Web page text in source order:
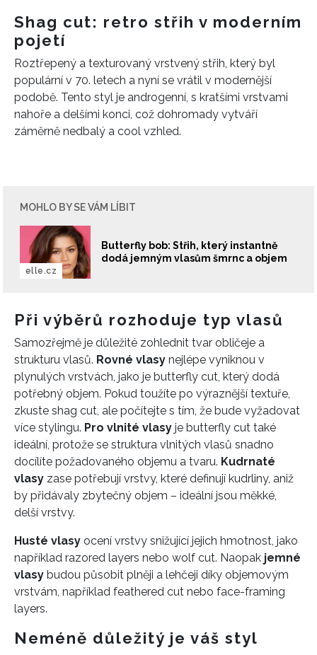
Shag cut: retro střih v moderním
pojetí
Roztřepený a texturovaný vrstvený střih, který byl
populární v 70. letech a nyní se vrátil v modernější
podobě. Tento styl je androgenní, s kratšími vrstvami
nahoře a delšími konci, což dohromady vytváří
záměrně nedbalý a cool vzhled.
MOHLO BY SE VÁM LÍBIT
Butterfly bob: Střih, který instantně
dodá jemným vlasům šmrnc a objem
elle.cz
Při výběrů rozhoduje typ vlasů
Samozřejmě je důležité zohlednit tvar obličeje a
strukturu vlasů. Rovné vlasy nejlépe vyniknou v
plynulých vrstvách, jako je butterfly cut, který dodá
potřebný objem. Pokud toužíte po výraznější textuře,
zkuste shag cut, ale počítejte s tím, že bude vyžadovat
více stylingu. Pro vlnité vlasy je butterfly cut také
ideální, protože se struktura vlnitých vlasů snadno
docílíte požadovaného objemu a tvaru. Kudrnaté
vlasy zase potřebují vrstvy, které definují kudrliny, aniž
by přidávaly zbytečný objem – ideální jsou měkké,
delší vrstvy.
Husté vlasy ocení vrstvy snižující jejich hmotnost, jako
například razored layers nebo wolf cut. Naopak jemné
vlasy budou působit plněji a lehčeji díky objemovým
vrstvám, například feathered cut nebo face-framing
layers.
Neméně důležitý je váš styl